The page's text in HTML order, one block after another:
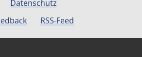
Datenschutz
RSS-Feed